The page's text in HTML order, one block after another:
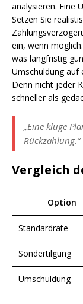
analysieren. Eine
Setzen Sie
ein, wenn
was langfristig
Umschuldung auf
Denn nicht jeder
schneller als
„Eine kluge
Rückzahlung.“
Vergleich
Option
Standardrate
Sondertilgung
Umschuldung